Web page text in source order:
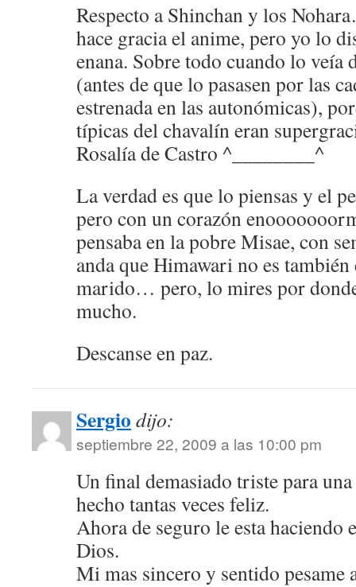
Respecto a Shinchan y los
hace gracia el anime, pero yo lo
enana. Sobre todo cuando lo veía
(antes de que lo pasasen por las
estrenada en las autonómicas),
típicas del chavalín eran
Rosalía de Castro ^________^
La verdad es que lo piensas y el
pero con un corazón
pensaba en la pobre Misae, con
anda que Himawari no es
marido… pero, lo mires por
mucho.
Descanse en paz.
Sergio dijo:
septiembre 22, 2009 a las 10:00 pm
Un final demasiado triste para
hecho tantas veces feliz.
Ahora de seguro le esta haciendo
Dios.
Mi mas sincero y sentido pesame